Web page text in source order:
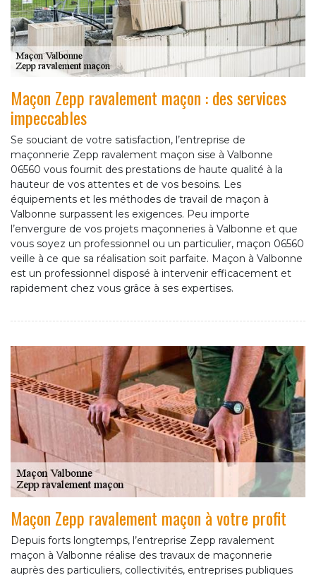
Maçon Zepp ravalement maçon : des services
impeccables
Se souciant de votre satisfaction, l’entreprise de
maçonnerie Zepp ravalement maçon sise à Valbonne
06560 vous fournit des prestations de haute qualité à la
hauteur de vos attentes et de vos besoins. Les
équipements et les méthodes de travail de maçon à
Valbonne surpassent les exigences. Peu importe
l’envergure de vos projets maçonneries à Valbonne et que
vous soyez un professionnel ou un particulier, maçon 06560
veille à ce que sa réalisation soit parfaite. Maçon à Valbonne
est un professionnel disposé à intervenir efficacement et
rapidement chez vous grâce à ses expertises.
Maçon Zepp ravalement maçon à votre profit
Depuis forts longtemps, l’entreprise Zepp ravalement
maçon à Valbonne réalise des travaux de maçonnerie
auprès des particuliers, collectivités, entreprises publiques